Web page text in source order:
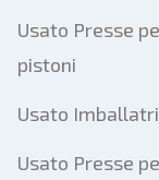
Usato Presse
pistoni
Usato
Usato Presse